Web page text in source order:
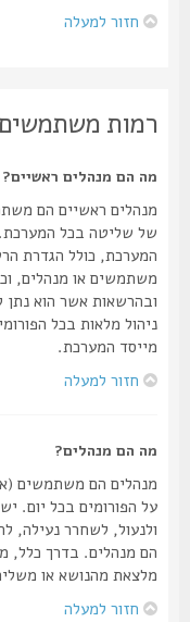
חזור למעלה
רמות משתמשים
מה הם מנהלים ראשיים?
מנהלים ראשיים הם
של שליטה בכל המערכת.
המערכת, כולל הגדרת
משתמשים או מנהלים, וכד',
ובהרשאות אשר הוא נתן
ניהול מלאות בכל
מייסד המערכת.
חזור למעלה
מה הם מנהלים?
מנהלים הם משתמשים (או
על הפורומים בכל יום. יש
ולנעול, לשחרר נעילה,
הם מנהלים. בדרך כלל,
מלצאת מהנושא או משליחת
חזור למעלה